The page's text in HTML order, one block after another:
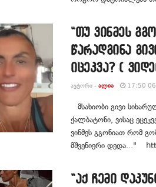
“თუ ვინმეს
წარადგინა
იცეკვა? (
ᲐᲕᲢᲝᲠᲘ - ᲐᲚᲘᲐ 17:50
მსახიობი გივი
ქალბატონი, ვისაც
ვინმეს გგონიათ რომ
მშვენიერი დედა..."
“აქ ჩემი